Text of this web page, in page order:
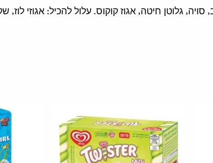
סויה, גלוטן חיטה, אגוז קוקוס. עלול להכיל: אגוזי לוז,